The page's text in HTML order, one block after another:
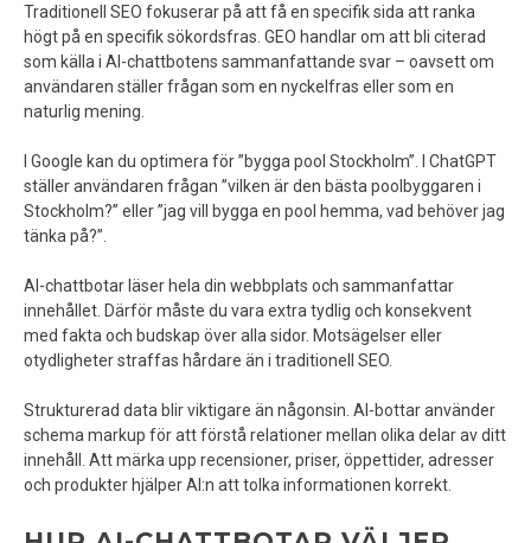
Traditionell SEO fokuserar på att få en specifik sida att ranka
högt på en specifik sökordsfras. GEO handlar om att bli citerad
som källa i AI-chattbotens sammanfattande svar – oavsett om
användaren ställer frågan som en nyckelfras eller som en
naturlig mening.
I Google kan du optimera för ”bygga pool Stockholm”. I ChatGPT
ställer användaren frågan ”vilken är den bästa poolbyggaren i
Stockholm?” eller ”jag vill bygga en pool hemma, vad behöver jag
tänka på?”.
AI-chattbotar läser hela din webbplats och sammanfattar
innehållet. Därför måste du vara extra tydlig och konsekvent
med fakta och budskap över alla sidor. Motsägelser eller
otydligheter straffas hårdare än i traditionell SEO.
Strukturerad data blir viktigare än någonsin. AI-bottar använder
schema markup för att förstå relationer mellan olika delar av ditt
innehåll. Att märka upp recensioner, priser, öppettider, adresser
och produkter hjälper AI:n att tolka informationen korrekt.